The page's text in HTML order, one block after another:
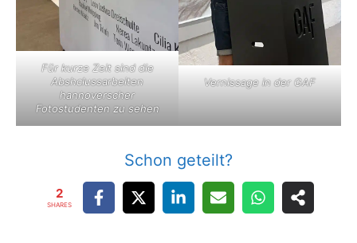
Für kurze Zeit sind die
Abshclussarbeiten
hannoverscher
Fotostudenten zu sehen
Vernissage in der GAF
Schon geteilt?
2
SHARES